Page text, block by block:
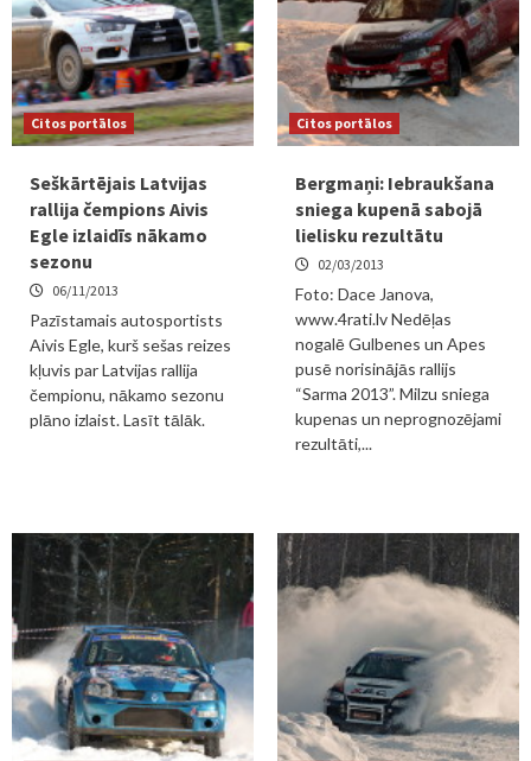
Citos portālos
Seškārtējais Latvijas
rallija čempions Aivis
Egle izlaidīs nākamo
sezonu
06/11/2013
Pazīstamais autosportists
Aivis Egle, kurš sešas reizes
kļuvis par Latvijas rallija
čempionu, nākamo sezonu
plāno izlaist. Lasīt tālāk.
Citos portālos
Bergmaņi: Iebraukšana
sniega kupenā sabojā
lielisku rezultātu
02/03/2013
Foto: Dace Janova,
www.4rati.lv Nedēļas
nogalē Gulbenes un Apes
pusē norisinājās rallijs
“Sarma 2013”. Milzu sniega
kupenas un neprognozējami
rezultāti,...